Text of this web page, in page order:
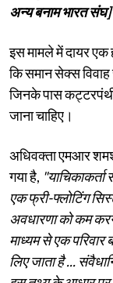
अन्य बनाम भारत संघ]
इस मामले में दायर एक
कि समान सेक्स विवाह
जिनके पास कट्टरपंथी
जाना चाहिए।
अधिवक्ता एमआर
गया है,
एक फ्री-फ्लोटिंग
अवधारणा को कम
माध्यम से एक
लिए जाता है ...